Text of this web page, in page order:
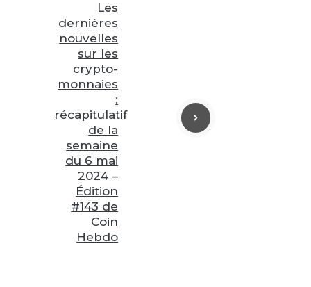
Les
dernières
nouvelles
sur les
crypto-
monnaies
:
récapitulatif
de la
semaine
du 6 mai
2024 –
Édition
#143 de
Coin
Hebdo